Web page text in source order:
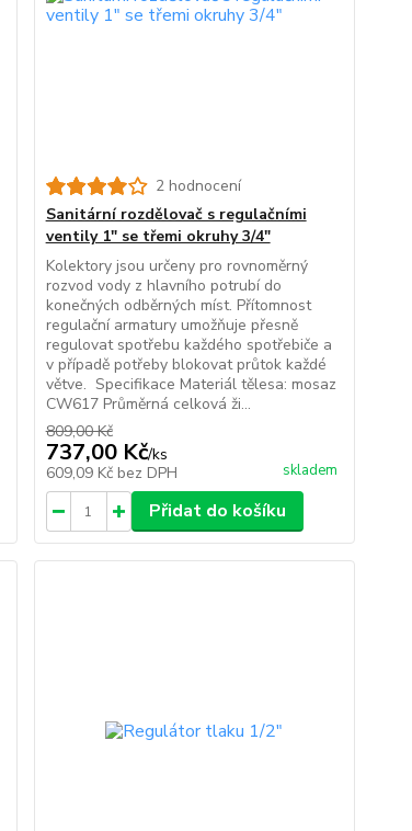
2 hodnocení
Sanitární rozdělovač s regulačními
ventily 1" se třemi okruhy 3/4"
Kolektory jsou určeny pro rovnoměrný
rozvod vody z hlavního potrubí do
konečných odběrných míst. Přítomnost
regulační armatury umožňuje přesně
regulovat spotřebu každého spotřebiče a
v případě potřeby blokovat průtok každé
větve. Specifikace Materiál tělesa: mosaz
CW617 Průměrná celková ži...
809,00 Kč
737,00 Kč/ks
609,09 Kč bez DPH skladem
Přidat do košíku